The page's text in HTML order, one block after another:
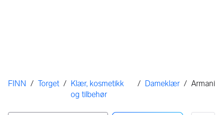
Her er du
FINN / Torget / Klær, kosmetikk
og tilbehør
/ Dameklær / Armani